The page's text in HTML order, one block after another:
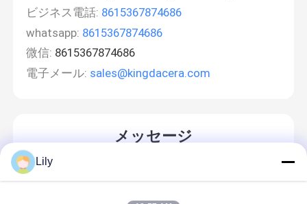
ビジネス電話: 8615367874686
whatsapp: 8615367874686
微信: 8615367874686
電子メール: sales@kingdacera.com
メッセージ
Lily